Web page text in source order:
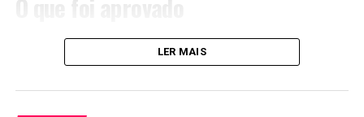
por Pelé e Garrincha, dialogou com o otimismo
desenvolvimentista — Brasília em construção,
governo celebrou a conquista com festa no Palácio do
O principal item aprovado foi o projeto de renegociação
das dívidas de produtores rurais, relatado porRenan
LER MAIS